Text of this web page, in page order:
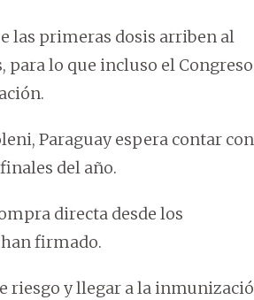
las primeras dosis arriben al
lo que incluso el Congreso
Paraguay espera contar con
del año.
directa desde los
firmado.
riesgo y llegar a la